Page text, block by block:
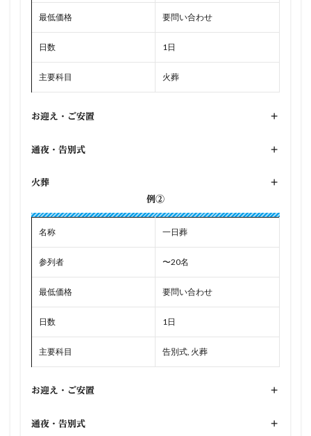
最低価格 要問い合わせ
日数 1日
主要科目 火葬
お迎え・ご安置 +
通夜・告別式 +
火葬
+
例②
名称 一日葬
参列者 〜20名
最低価格 要問い合わせ
日数 1日
主要科目 告別式, 火葬
お迎え・ご安置 +
通夜・告別式 +